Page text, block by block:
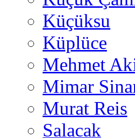
Küçüksu
Küplüce
Mehmet
Mimar
Murat Reis
Salacak